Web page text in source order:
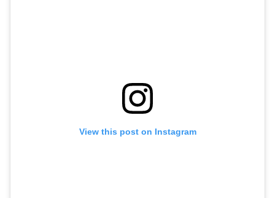
View this post on Instagram